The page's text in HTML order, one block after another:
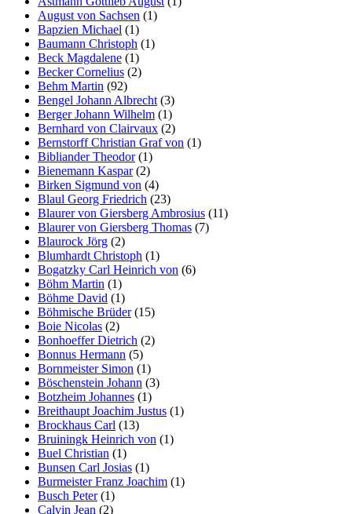
August von Sachsen (1)
Bapzien Michael (1)
Baumann Christoph (1)
Beck Magdalene (1)
Becker Cornelius (2)
Behm Martin (92)
Bengel Johann Albrecht (3)
Berger Johann Wilhelm (1)
Bernhard von Clairvaux (2)
Bernstorff Christian Graf von (1)
Bibliander Theodor(1)
Bienemann Kaspar(2)
Birken Sigmund von (4)
Blaul Georg Friedrich (23)
Blaurer von Giersberg Ambrosius (11)
Blaurer von Giersberg Thomas (7)
Blaurock Jörg (2)
Blumhardt Christoph (1)
Bogatzky Carl Heinrich von (6)
Böhm Martin (1)
Böhme David (1)
Böhmische Brüder(15)
Boie Nicolas (2)
Bonhoeffer Dietrich (2)
Bonnus Hermann (5)
Bornmeister Simon (1)
Böschenstein Johann (3)
Botzheim Johannes (1)
Breithaupt Joachim Justus (1)
Brockhaus Carl (13)
Bruiningk Heinrich von (1)
Buel Christian (1)
Bunsen Carl Josias (1)
Burmeister Franz Joachim (1)
Busch Peter(1)
Calvin Jean (2)